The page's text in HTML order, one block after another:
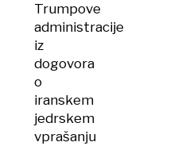
Trumpove
administracije
iz
dogovora
o
iranskem
jedrskem
vprašanju